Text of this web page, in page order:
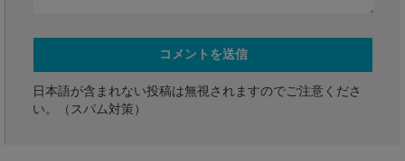
日本語が含まれない投稿は無視されますのでご注意くださ
い。（スパム対策）